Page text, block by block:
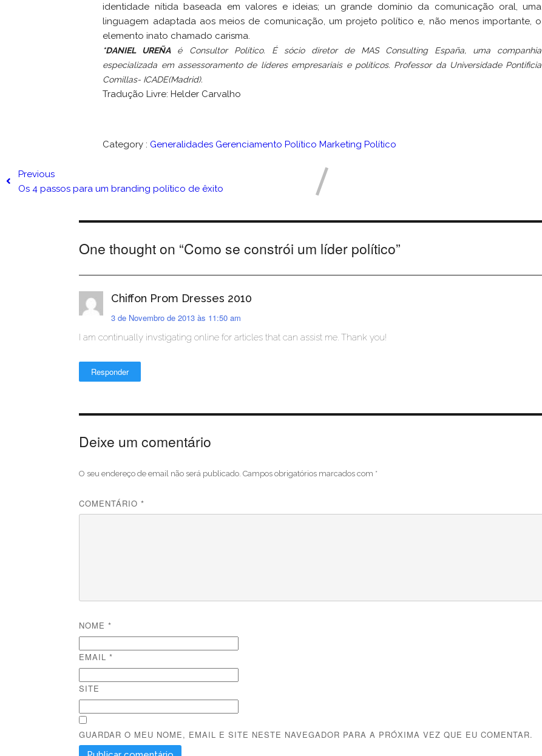
identidade nítida baseada em valores e ideias; un grande domínio da comunicação oral, uma
linguagem adaptada aos meios de comunicação, um projeto político e, não menos importante, o
elemento inato chamado carisma.
*DANIEL UREÑAé Consultor Político. É sócio diretor de MAS Consulting España, uma companhia
especializada em assessoramento de líderes empresariais e políticos. Professor da Universidade Pontificia
Comillas- ICADE(Madrid).
Tradução Livre: Helder Carvalho
Category : Generalidades Gerenciamento PolíticoMarketing Político
Previous
Os 4 passos para um branding político de êxito
One thought on “Como se constrói um líder político”
Chiffon Prom Dresses 2010
3 de Novembro de 2013 às 11:50 am
I am continually invstigating online for articles that can assist me. Thank you!
Responder
Deixe um comentário
O seu endereço de email não será publicado. Campos obrigatórios marcados com *
COMENTÁRIO*
NOME*
EMAIL*
SITE
GUARDAR O MEU NOME, EMAIL E SITE NESTE NAVEGADOR PARA A PRÓXIMA VEZ QUE EU COMENTAR.